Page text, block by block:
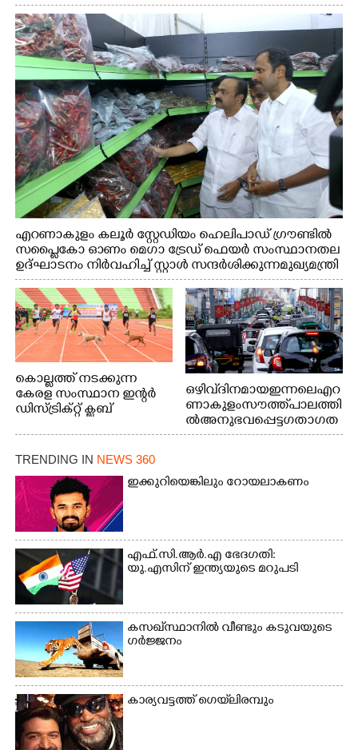
എറണാകുളം കലൂർ സ്റ്റേഡിയം ഹെലിപാഡ് ഗ്രൗണ്ടിൽ
സപ്ളൈകോ ഓണം മെഗാ ട്രേഡ് ഫെയർ സംസ്ഥാനതല
ഉദ്ഘാടനം നിർവഹിച്ച് സ്റ്റാൾ സന്ദർശിക്കുന്ന മുഖ്യമന്ത്രി
വി.ഡി. സതീശൻ. മന്ത്രി അനൂപ് ജേക്കബ് സമീപം
കൊല്ലത്ത് നടക്കുന്ന
കേരള സംസ്ഥാന ഇന്റർ
ഡിസ്ട്രിക്റ്റ് ക്ലബ്
ചാമ്പ്യൻഷിപ്പിൽ അണ്ടർ
20 ആൺകുട്ടികളുടെ 200
മത്സരത്തിനിടെ സിന്തറ്റിക്
ട്രാക്കിന് കുറുകെ ഓടുന്ന
നായകൾ.
ഒഴിവ് ദിനമായ ഇന്നലെ എറ
ണാകുളം സൗത്ത് പാലത്തി
ൽ അനുഭവപ്പെട്ട ഗതാഗത
ക്കുരുക്ക്
TRENDING IN NEWS 360
ഇക്കുറിയെങ്കിലും റോയലാകണം
എഫ്.സി.ആർ.എ ഭേദഗതി:
യു.എസിന് ഇന്ത്യയുടെ മറുപടി
കസഖ്‌സ്ഥാനിൽ വീണ്ടും കടുവയുടെ
ഗർജ്ജനം
കാര്യവട്ടത്ത് ഗെയ്‌ലിരമ്പും